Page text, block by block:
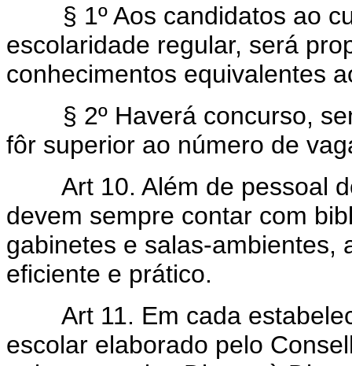
§ 1º Aos candidatos ao
escolaridade regular, será
conhecimentos equivalentes
§ 2º Haverá concurso,
fôr superior ao número de
Art 10. Além de pessoal
devem sempre contar com
gabinetes e salas-ambientes,
eficiente e prático.
Art 11. Em cada
escolar elaborado pelo